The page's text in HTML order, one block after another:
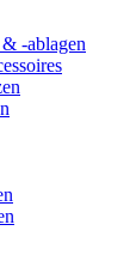
-ablagen